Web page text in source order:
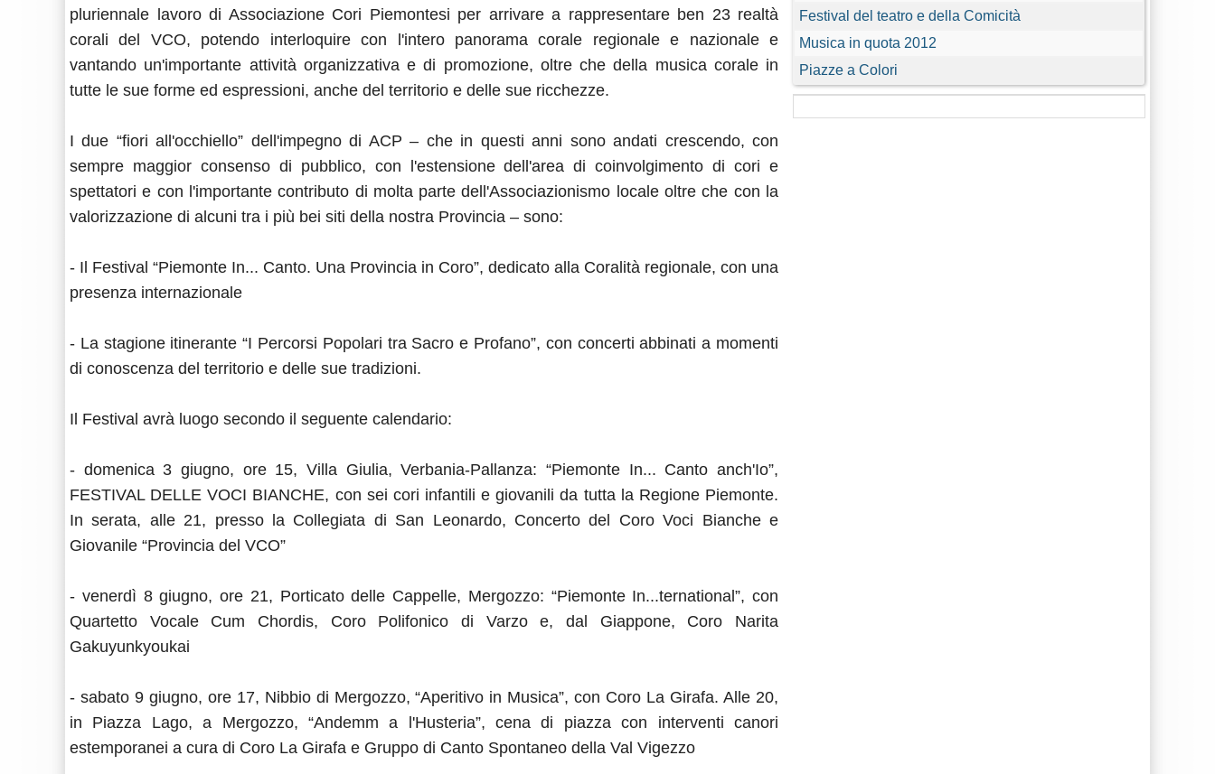
pluriennale lavoro di Associazione Cori Piemontesi per arrivare a rappresentare ben 23 realtà
corali del VCO, potendo interloquire con l'intero panorama corale regionale e nazionale e
vantando un'importante attività organizzativa e di promozione, oltre che della musica corale in
tutte le sue forme ed espressioni, anche del territorio e delle sue ricchezze.
I due “fiori all'occhiello” dell'impegno di ACP – che in questi anni sono andati crescendo, con
sempre maggior consenso di pubblico, con l'estensione dell'area di coinvolgimento di cori e
spettatori e con l'importante contributo di molta parte dell'Associazionismo locale oltre che con la
valorizzazione di alcuni tra i più bei siti della nostra Provincia – sono:
- Il Festival “Piemonte In... Canto. Una Provincia in Coro”, dedicato alla Coralità regionale, con una
presenza internazionale
- La stagione itinerante “I Percorsi Popolari tra Sacro e Profano”, con concerti abbinati a momenti
di conoscenza del territorio e delle sue tradizioni.
Il Festival avrà luogo secondo il seguente calendario:
- domenica 3 giugno, ore 15, Villa Giulia, Verbania-Pallanza: “Piemonte In... Canto anch'Io”,
FESTIVAL DELLE VOCI BIANCHE, con sei cori infantili e giovanili da tutta la Regione Piemonte.
In serata, alle 21, presso la Collegiata di San Leonardo, Concerto del Coro Voci Bianche e
Giovanile “Provincia del VCO”
- venerdì 8 giugno, ore 21, Porticato delle Cappelle, Mergozzo: “Piemonte In...ternational”, con
Quartetto Vocale Cum Chordis, Coro Polifonico di Varzo e, dal Giappone, Coro Narita
Gakuyunkyoukai
- sabato 9 giugno, ore 17, Nibbio di Mergozzo, “Aperitivo in Musica”, con Coro La Girafa. Alle 20,
in Piazza Lago, a Mergozzo, “Andemm a l'Husteria”, cena di piazza con interventi canori
estemporanei a cura di Coro La Girafa e Gruppo di Canto Spontaneo della Val Vigezzo
Festival del teatro e della Comicità
Musica in quota 2012
Piazze a Colori